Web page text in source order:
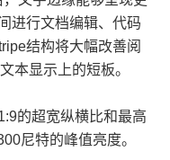
进行文档编辑、代码
结构将大幅改善阅
本显示上的短板。
的超宽纵横比和最高
尼特的峰值亮度。